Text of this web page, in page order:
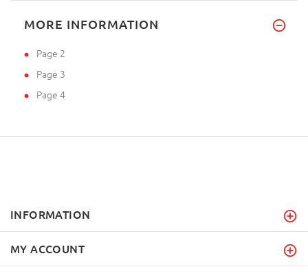
MORE INFORMATION
Page 2
Page 3
Page 4
INFORMATION
MY ACCOUNT